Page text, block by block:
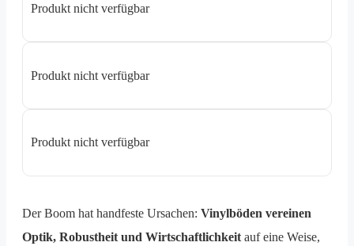
Produkt nicht verfügbar
Produkt nicht verfügbar
Produkt nicht verfügbar
Der Boom hat handfeste Ursachen: Vinylböden vereinen
Optik, Robustheit und Wirtschaftlichkeitauf eine Weise,